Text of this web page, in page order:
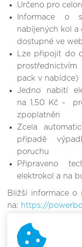
Určeno pro
Informace o
nabíjených kol a
dostupné ve
Lze připojit do
prostřednictvím
pack v nabídce)
Jedno nabití
na 1,50 Kč -
zpoplatněn
Zcela
případě
poruchu
Připraveno
elektrokol a na
Bližší informace o
na: https://
Mapa nabíjeích
Google)